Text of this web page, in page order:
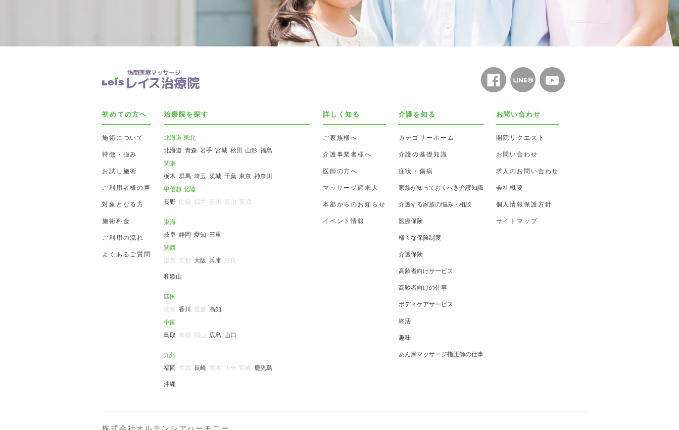
初めての方へ
施術について
特徴・強み
お試し施術
ご利用者様の声
対象となる方
施術料金
ご利用の流れ
よくあるご質問
治療院を探す
北海道 東北
北海道 青森 岩手 宮城 秋田 山形 福島
関東
栃木 群馬 埼玉 茨城 千葉 東京 神奈川
甲信越 北陸
長野 山梨 福井 石川 富山 新潟
東海
岐阜 静岡 愛知 三重
関西
滋賀
京都 大阪 兵庫 奈良
和歌山
四国
徳島 香川 愛媛 高知
中国
鳥取 島根 岡山 広島 山口
九州
福岡 佐賀 長崎 熊本 大分 宮崎 鹿児島
沖縄
詳しく知る
ご家族様へ
介護事業者様へ
医師の方へ
マッサージ師求人
本部からのお知らせ
イベント情報
介護を知る
カテゴリーホーム
介護の基礎知識
症状・傷病
家族が知っておくべき介護知識
介護する家族の悩み・相談
医療保険
様々な保険制度
介護保険
高齢者向けサービス
高齢者向けの仕事
ボディケアサービス
終活
趣味
あん摩マッサージ指圧師の仕事
お問い合わせ
開院リクエスト
お問い合わせ
求人のお問い合わせ
会社概要
個人情報保護方針
サイトマップ